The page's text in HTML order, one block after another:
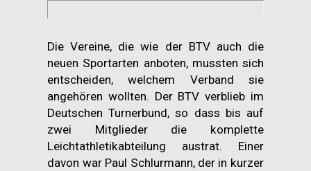
Die Vereine, die wie der BTV auch die
neuen Sportarten anboten, mussten sich
entscheiden, welchem Verband sie
angehören wollten. Der BTV verblieb im
Deutschen Turnerbund, so dass bis auf
zwei Mitglieder die komplette
Leichtathletikabteilung austrat. Einer
davon war Paul Schlurmann, der in kurzer